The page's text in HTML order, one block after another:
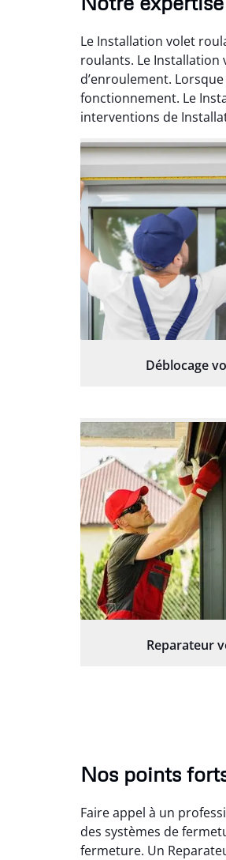
Le Installation volet
roulants. Le Installation
d’enroulement.
fonctionnement. Le
interventions de
Déblocage
Reparateur
Nos points
Faire appel à un
des systèmes de
fermeture. Un